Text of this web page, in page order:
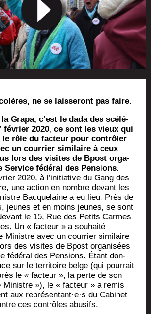
ne se lais­se­ront pas faire.
la Gra­pa, c’est le dada des scé­lé­
février 2020, ce sont les vieux qui
le rôle du fac­teur pour contrô­ler
un cour­rier simi­laire à ceux
lors des visites de Bpost orga­
Ser­vice fédé­ral des Pensions.
2020, à l’initiative du Gang des
une action en nombre devant les
Bac­que­laine a eu lieu. Près de
jeunes et en moins jeunes, se sont
le 15, Rue des Petits Carmes
Un « fac­teur » a sou­hai­té
Ministre avec un cour­rier simi­laire
des visites de Bpost orga­ni­sées
fédé­ral des Pen­sions. Étant don­
sur le ter­ri­toire belge (qui pour­rait
le « fac­teur », la perte de son
Ministre »), le « fac­teur » a remis
aux représentant·e·s du Cabi­net
ces contrôles abusifs.